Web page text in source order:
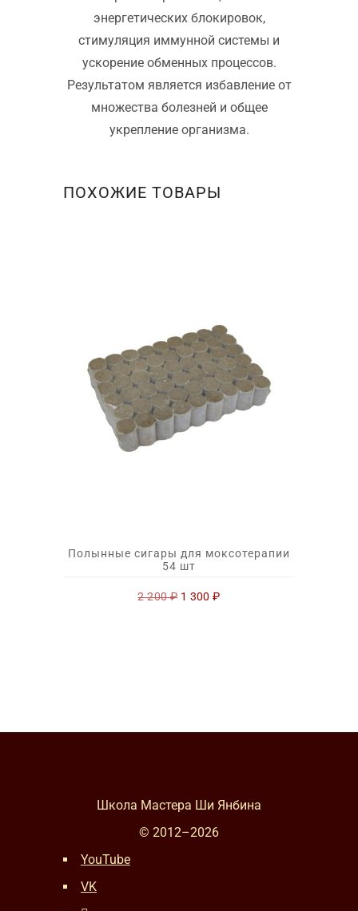
энергетических блокировок,
стимуляция иммунной системы и
ускорение обменных процессов.
Результатом является избавление от
множества болезней и общее
укрепление организма.
ПОХОЖИЕ ТОВАРЫ
Полынные сигары для моксотерапии
54 шт
2 200₽ Первоначальная
1 300₽Текущая
Школа Мастера Ши Янбина
© 2012–2026
YouTube
VK